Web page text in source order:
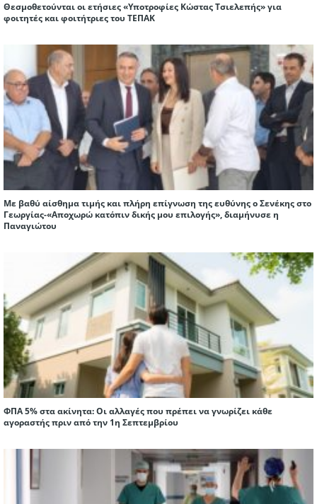
Θεσμοθετούνται οι ετήσιες «Υποτροφίες Κώστας Τσιελεπής» για
φοιτητές και φοιτήτριες του ΤΕΠΑΚ
Με βαθύ αίσθημα τιμής και πλήρη επίγνωση της ευθύνης ο Σενέκης στο
Γεωργίας-«Αποχωρώ κατόπιν δικής μου επιλογής», διαμήνυσε η
Παναγιώτου
ΦΠΑ 5% στα ακίνητα: Οι αλλαγές που πρέπει να γνωρίζει κάθε
αγοραστής πριν από την 1η Σεπτεμβρίου